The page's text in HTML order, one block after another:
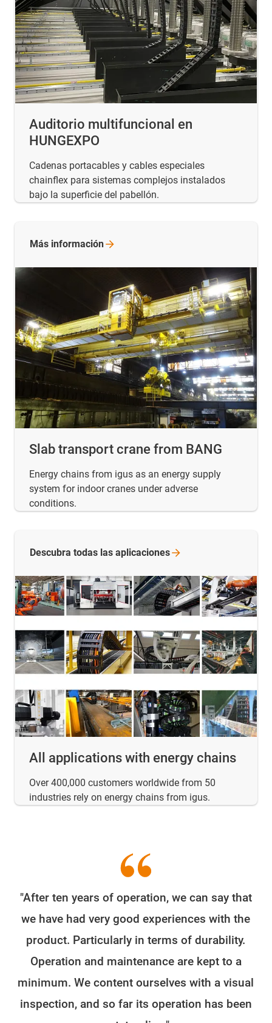
Auditorio multifuncional en
HUNGEXPO
Cadenas portacables y cables especiales
chainflex para sistemas complejos instalados
bajo la superficie del pabellón.
Slab transport crane from BANG
Energy chains from igus as an energy supply
system for indoor cranes under adverse
conditions.
Más información
All applications with energy chains
Over 400,000 customers worldwide from 50
industries rely on energy chains from igus.
Descubra todas las aplicaciones
"After ten years of operation, we can say that
we have had very good experiences with the
product. Particularly in terms of durability.
Operation and maintenance are kept to a
minimum. We content ourselves with a visual
inspection, and so far its operation has been